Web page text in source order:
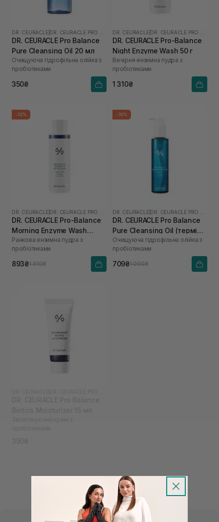
DR. CEURACLE
DR. CEURACLE Pro Balance
Pure Cleansing Oil 20 мл
Очищуюча гідрофільна олійка з
пробіотиками
350₴
DR. CEURACLE
DR. CEURACLE Pro-Balance
Night Enzyme Wash 50 г
Вечірня ензимна пудра з
пробіотиками
1 310₴
-32%
DR. CEURACLE
DR. CEURACLE Pro-Balance
Morning Enzyme Wash
(термін до 01.27р.) 50 г
Ранкова ензимна пудра з
пробіотиками
893₴1 310₴
-35%
DR. CEURACLE
DR. CEURACLE Pro Balance
Pure Cleansing Oil (термін
до 01.27р.) 155 мл
Очищуюча гідрофільна олійка з
пробіотиками
709₴1 090₴